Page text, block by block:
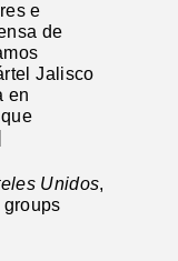
e
de
Jalisco
en
Unidos,